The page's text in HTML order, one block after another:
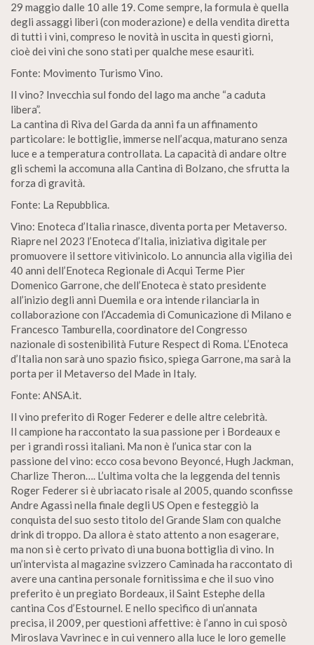
29 maggio dalle 10 alle 19. Come sempre, la formula è quella
degli assaggi liberi (con moderazione) e della vendita diretta
di tutti i vini, compreso le novità in uscita in questi giorni,
cioè dei vini che sono stati per qualche mese esauriti.
Fonte: Movimento Turismo Vino.
Il vino? Invecchia sul fondo del lago ma anche “a caduta
libera”.
La cantina di Riva del Garda da anni fa un affinamento
particolare: le bottiglie, immerse nell’acqua, maturano senza
luce e a temperatura controllata. La capacità di andare oltre
gli schemi la accomuna alla Cantina di Bolzano, che sfrutta la
forza di gravità.
Fonte: La Repubblica.
Vino: Enoteca d’Italia rinasce, diventa porta per Metaverso.
Riapre nel 2023 l’Enoteca d’Italia, iniziativa digitale per
promuovere il settore vitivinicolo. Lo annuncia alla vigilia dei
40 anni dell’Enoteca Regionale di Acqui Terme Pier
Domenico Garrone, che dell’Enoteca è stato presidente
all’inizio degli anni Duemila e ora intende rilanciarla in
collaborazione con l’Accademia di Comunicazione di Milano e
Francesco Tamburella, coordinatore del Congresso
nazionale di sostenibilità Future Respect di Roma. L’Enoteca
d’Italia non sarà uno spazio fisico, spiega Garrone, ma sarà la
porta per il Metaverso del Made in Italy.
Fonte: ANSA.it.
Il vino preferito di Roger Federer e delle altre celebrità.
Il campione ha raccontato la sua passione per i Bordeaux e
per i grandi rossi italiani. Ma non è l’unica star con la
passione del vino: ecco cosa bevono Beyoncé, Hugh Jackman,
Charlize Theron…. L’ultima volta che la leggenda del tennis
Roger Federer si è ubriacato risale al 2005, quando sconfisse
Andre Agassi nella finale degli US Open e festeggiò la
conquista del suo sesto titolo del Grande Slam con qualche
drink di troppo. Da allora è stato attento a non esagerare,
ma non si è certo privato di una buona bottiglia di vino. In
un’intervista al magazine svizzero Caminada ha raccontato di
avere una cantina personale fornitissima e che il suo vino
preferito è un pregiato Bordeaux, il Saint Estephe della
cantina Cos d’Estournel. E nello specifico di un’annata
precisa, il 2009, per questioni affettive: è l’anno in cui sposò
Miroslava Vavrinec e in cui vennero alla luce le loro gemelle